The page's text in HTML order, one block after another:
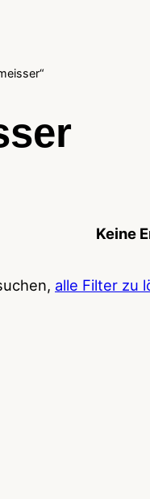
Keine
alle Filter zu